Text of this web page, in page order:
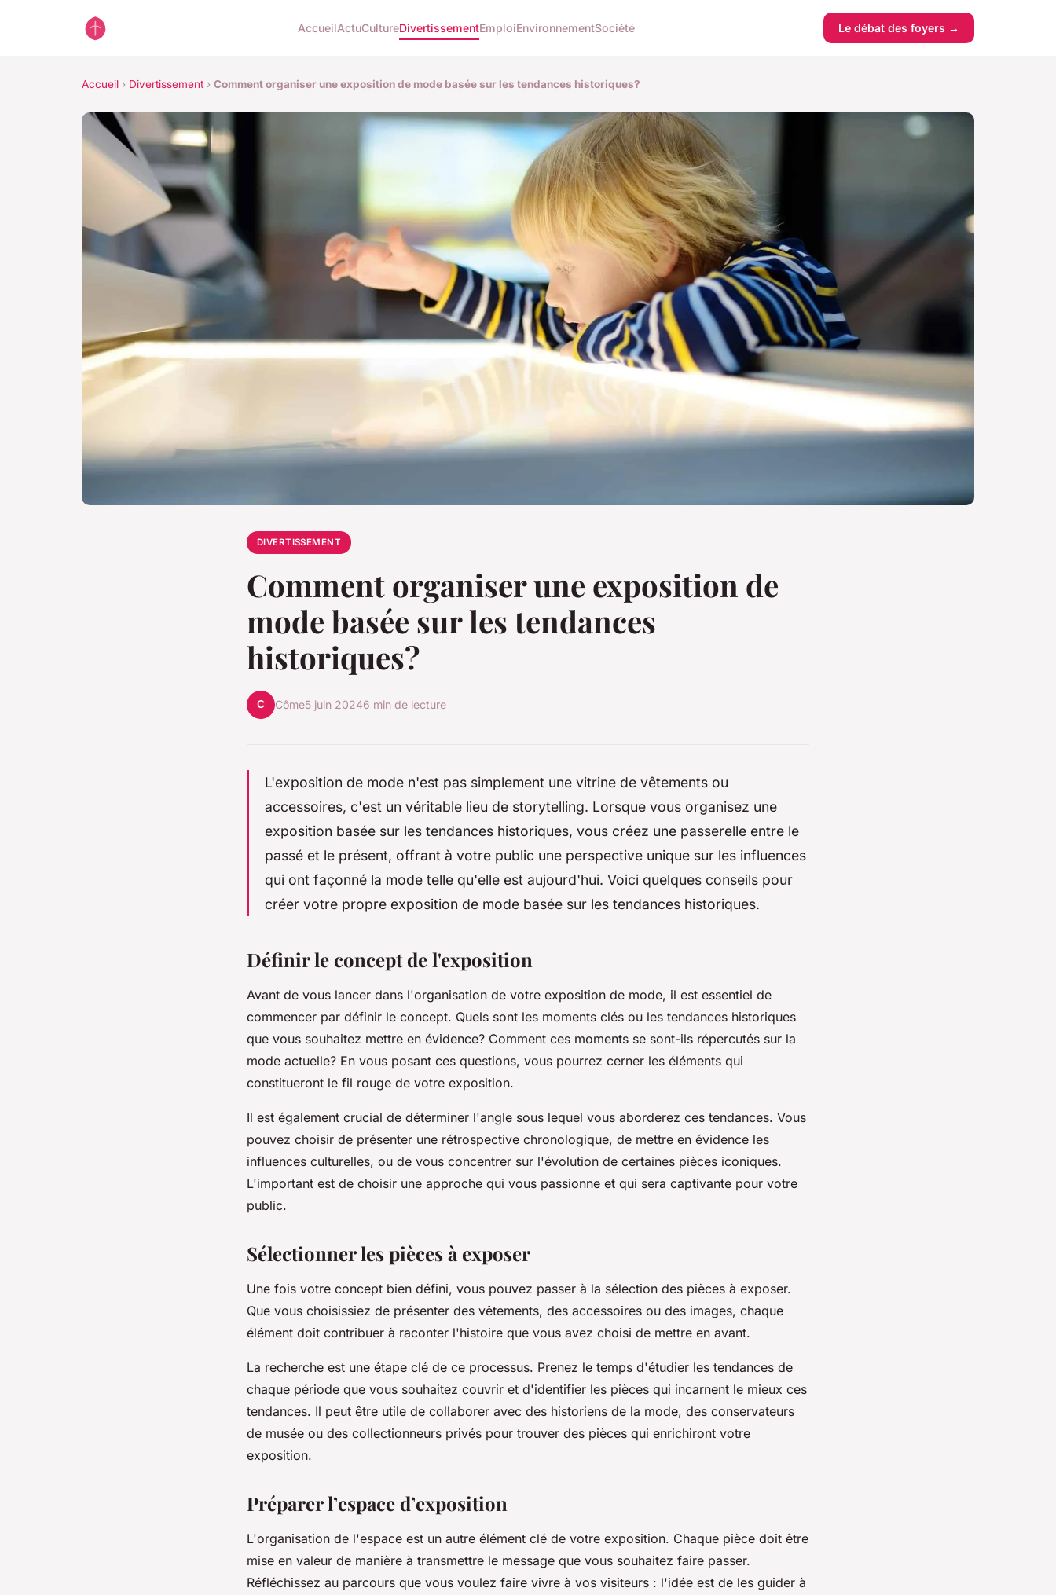
AccueilActuCultureDivertissementEmploiEnvironnementSociété Le débat des foyers →
Accueil › Divertissement › Comment organiser une exposition de mode basée sur les tendances historiques?
DIVERTISSEMENT
Comment organiser une exposition de
mode basée sur les tendances
historiques?
C Côme5 juin 20246 min de lecture
L'exposition de mode n'est pas simplement une vitrine de vêtements ou
accessoires, c'est un véritable lieu de storytelling. Lorsque vous organisez une
exposition basée sur les tendances historiques, vous créez une passerelle entre le
passé et le présent, offrant à votre public une perspective unique sur les influences
qui ont façonné la mode telle qu'elle est aujourd'hui. Voici quelques conseils pour
créer votre propre exposition de mode basée sur les tendances historiques.
Définir le concept de l'exposition
Avant de vous lancer dans l'organisation de votre exposition de mode, il est essentiel de
commencer par définir le concept. Quels sont les moments clés ou les tendances historiques
que vous souhaitez mettre en évidence? Comment ces moments se sont-ils répercutés sur la
mode actuelle? En vous posant ces questions, vous pourrez cerner les éléments qui
constitueront le fil rouge de votre exposition.
Il est également crucial de déterminer l'angle sous lequel vous aborderez ces tendances. Vous
pouvez choisir de présenter une rétrospective chronologique, de mettre en évidence les
influences culturelles, ou de vous concentrer sur l'évolution de certaines pièces iconiques.
L'important est de choisir une approche qui vous passionne et qui sera captivante pour votre
public.
Sélectionner les pièces à exposer
Une fois votre concept bien défini, vous pouvez passer à la sélection des pièces à exposer.
Que vous choisissiez de présenter des vêtements, des accessoires ou des images, chaque
élément doit contribuer à raconter l'histoire que vous avez choisi de mettre en avant.
La recherche est une étape clé de ce processus. Prenez le temps d'étudier les tendances de
chaque période que vous souhaitez couvrir et d'identifier les pièces qui incarnent le mieux ces
tendances. Il peut être utile de collaborer avec des historiens de la mode, des conservateurs
de musée ou des collectionneurs privés pour trouver des pièces qui enrichiront votre
exposition.
Préparer l’espace d’exposition
L'organisation de l'espace est un autre élément clé de votre exposition. Chaque pièce doit être
mise en valeur de manière à transmettre le message que vous souhaitez faire passer.
Réfléchissez au parcours que vous voulez faire vivre à vos visiteurs : l'idée est de les guider à